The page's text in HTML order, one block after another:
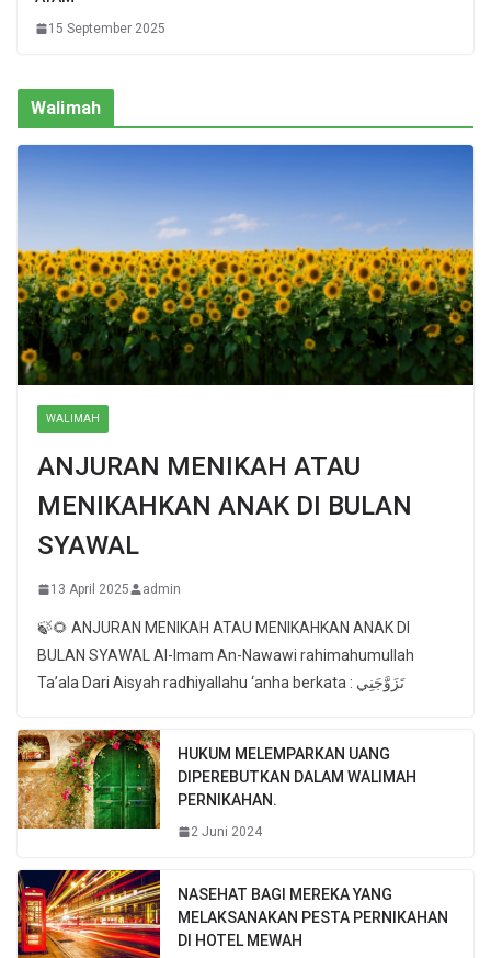
15 September 2025
Walimah
WALIMAH
ANJURAN MENIKAH ATAU
MENIKAHKAN ANAK DI BULAN
SYAWAL
13 April 2025 admin
🍃🌻 ANJURAN MENIKAH ATAU MENIKAHKAN ANAK DI
BULAN SYAWAL Al-Imam An-Nawawi rahimahumullah
Ta’ala Dari Aisyah radhiyallahu ‘anha berkata : تَزَوَّجَنِي
HUKUM MELEMPARKAN UANG
DIPEREBUTKAN DALAM WALIMAH
PERNIKAHAN.
2 Juni 2024
NASEHAT BAGI MEREKA YANG
MELAKSANAKAN PESTA PERNIKAHAN
DI HOTEL MEWAH